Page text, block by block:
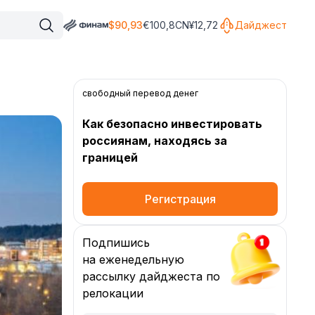
$90,93€100,8CN¥12,72 Дайджест
свободный перевод денег
Как безопасно инвестировать
россиянам, находясь за
границей
Регистрация
Подпишись
на еженедельную
рассылку дайджеста по
релокации